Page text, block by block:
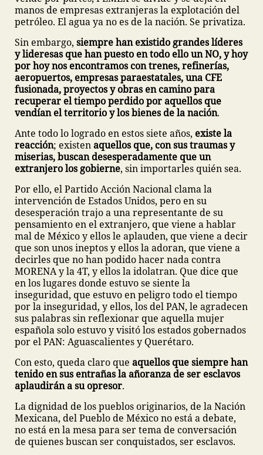
manos de empresas extranjeras la explotación del
petróleo. El agua ya no es de la nación. Se privatiza.
Sin embargo, siempre han existido grandes líderes
y lideresas que han puesto en todo ello un NO, y hoy
por hoy nos encontramos con trenes, refinerías,
aeropuertos, empresas paraestatales, una CFE
fusionada, proyectos y obras en camino para
recuperar el tiempo perdido por aquellos que
vendían el territorio y los bienes de la nación.
Ante todo lo logrado en estos siete años, existe la
reacción; existenaquellos que, con sus traumas y
miserias, buscan desesperadamente que un
extranjero los gobierne, sin importarles quién sea.
Por ello, el Partido Acción Nacional clama la
intervención de Estados Unidos, pero en su
desesperación trajo a una representante de su
pensamiento en el extranjero, que viene a hablar
mal de México y ellos le aplauden, que viene a decir
que son unos ineptos y ellos la adoran, que viene a
decirles que no han podido hacer nada contra
MORENA y la 4T, y ellos la idolatran. Que dice que
en los lugares donde estuvo se siente la
inseguridad, que estuvo en peligro todo el tiempo
por la inseguridad, y ellos, los del PAN, le agradecen
sus palabras sin reflexionar que aquella mujer
española solo estuvo y visitó los estados gobernados
por el PAN: Aguascalientes y Querétaro.
Con esto, queda claro que aquellos que siempre han
tenido en sus entrañas la añoranza de ser esclavos
aplaudirán a su opresor.
La dignidad de los pueblos originarios, de la Nación
Mexicana, del Pueblo de México no está a debate,
no está en la mesa para ser tema de conversación
de quienes buscan ser conquistados, ser esclavos.